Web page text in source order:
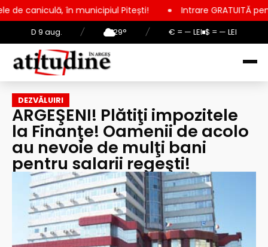
D 9 aug. / 29° / € = — LEI $ = — LEI
în municipiul Pitești! Intrare GRATUITĂ pentru copii,
DEZVĂLUIRI
ARGEŞENI! Plătiţi impozitele
la Finanţe! Oamenii de acolo
au nevoie de mulţi bani
pentru salarii regeşti!